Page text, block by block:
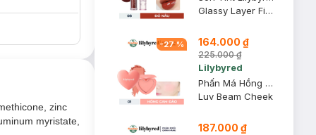
zinc
myristate,
Glassy Layer Fixing Tint
-27% 164.000 ₫
225.000 ₫
Lilybyred
Phấn Má Hồng Lilybyred 01 Loveable Coral - Hồng Cam Đào 4.7g
Luv Beam Cheek
187.000 ₫